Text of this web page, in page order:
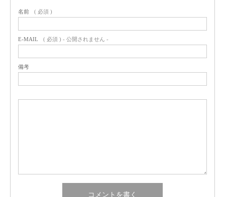
名前 ( 必須 )
E-MAIL ( 必須 ) - 公開されません -
備考